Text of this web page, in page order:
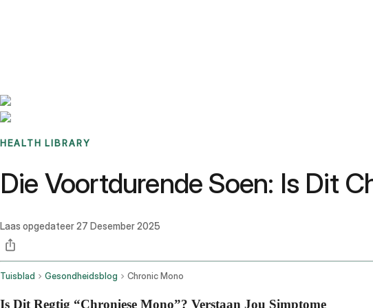
HEALTH LIBRARY
Die Voortdurende Soen: Is Dit
Laas opgedateer27 Desember 2025
Tuisblad Gesondheidsblog Chronic Mono
Is Dit Regtig “Chroniese Mono”? Verstaan Jou Simptome